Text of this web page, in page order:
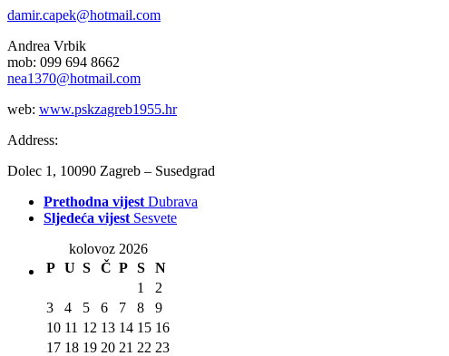
damir.capek@hotmail.com
Andrea Vrbik
mob: 099 694 8662
nea1370@hotmail.com
web: www.pskzagreb1955.hr
Address:
Dolec 1, 10090 Zagreb – Susedgrad
Prethodna vijest Dubrava
Sljedeća vijest Sesvete
kolovoz 2026
P U S Č P S
N
1
2
3
4 5 6 7 8
9
10 11 12 13 14 15 16
17 18 19 20 21 22 23